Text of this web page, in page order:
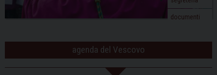
documenti
agenda del Vescovo